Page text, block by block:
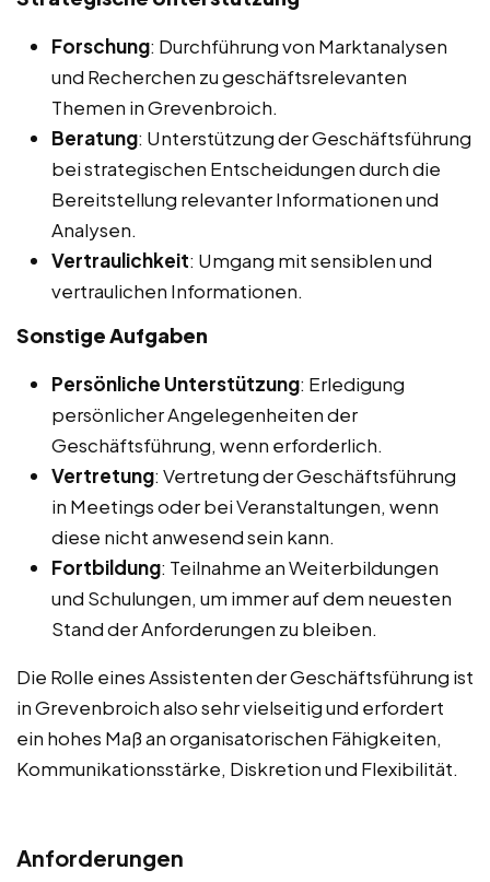
Forschung: Durchführung von Marktanalysen
und Recherchen zu geschäftsrelevanten
Themen in Grevenbroich.
Beratung: Unterstützung der Geschäftsführung
bei strategischen Entscheidungen durch die
Bereitstellung relevanter Informationen und
Analysen.
Vertraulichkeit: Umgang mit sensiblen und
vertraulichen Informationen.
Sonstige Aufgaben
Persönliche Unterstützung: Erledigung
persönlicher Angelegenheiten der
Geschäftsführung, wenn erforderlich.
Vertretung: Vertretung der Geschäftsführung
in Meetings oder bei Veranstaltungen, wenn
diese nicht anwesend sein kann.
Fortbildung: Teilnahme an Weiterbildungen
und Schulungen, um immer auf dem neuesten
Stand der Anforderungen zu bleiben.
Die Rolle eines Assistenten der Geschäftsführung ist
in Grevenbroich also sehr vielseitig und erfordert
ein hohes Maß an organisatorischen Fähigkeiten,
Kommunikationsstärke, Diskretion und Flexibilität.
Anforderungen